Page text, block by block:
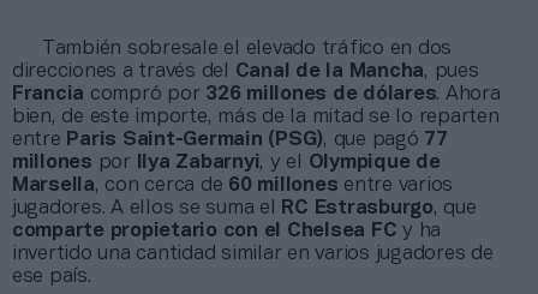
También sobresale el elevado tráfico en dos
direcciones a través del Canal de la Mancha, pues
Francia compró por 326 millones de dólares. Ahora
bien, de este importe, más de la mitad se lo reparten
entre Paris Saint-Germain (PSG), que pagó 77
millones por Ilya Zabarnyi, y el Olympique de
Marsella, con cerca de 60 millones entre varios
jugadores. A ellos se suma el
RC Estrasburgo, que
comparte propietario con el Chelsea FC y ha
invertido una cantidad similar en varios jugadores de
ese país.